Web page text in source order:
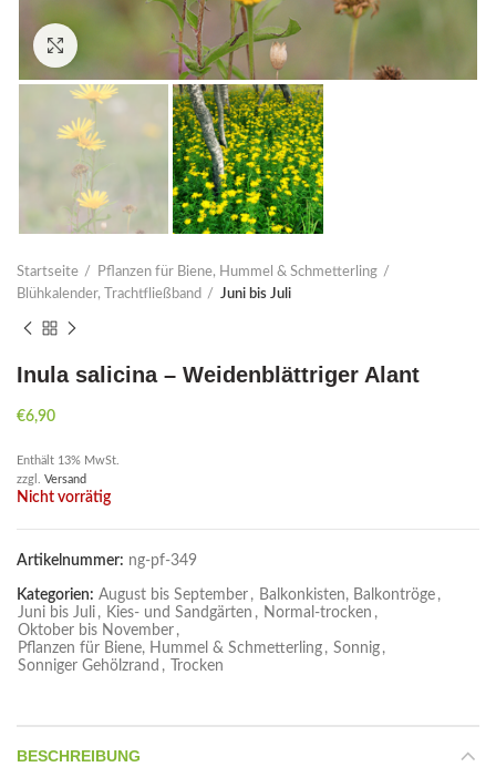
Click to enlarge
Startseite
Pflanzen für Biene, Hummel & Schmetterling
Blühkalender, Trachtfließband
Juni bis Juli
Inula salicina – Weidenblättriger Alant
€6,90
Enthält 13% MwSt.
zzgl. Versand
Nicht vorrätig
Artikelnummer: ng-pf-349
Kategorien: August bis September , Balkonkisten, Balkontröge ,
Juni bis Juli , Kies- und Sandgärten , Normal-trocken ,
Oktober bis November ,
Pflanzen für Biene, Hummel & Schmetterling , Sonnig ,
Sonniger Gehölzrand , Trocken
BESCHREIBUNG